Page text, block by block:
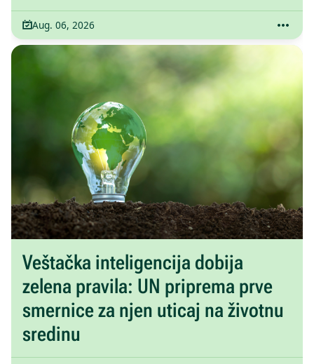
Aug. 06, 2026
Veštačka inteligencija dobija
zelena pravila: UN priprema prve
smernice za njen uticaj na životnu
sredinu